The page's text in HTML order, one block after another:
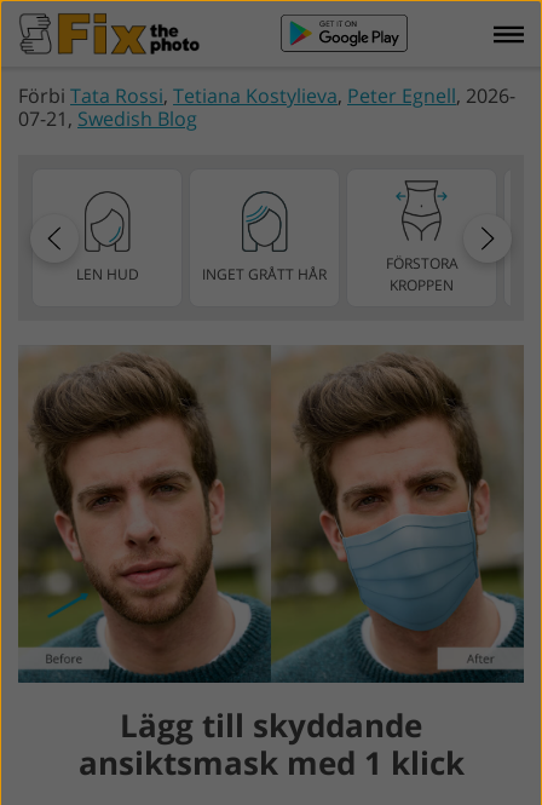
Förbi Tata Rossi, Tetiana Kostylieva, Peter Egnell, 2026-
07-21, Swedish Blog
LEN HUD INGET GRÅTT HÅR
FÖRSTORA
KROPPEN
Lägg till skyddande
ansiktsmask med 1 klick